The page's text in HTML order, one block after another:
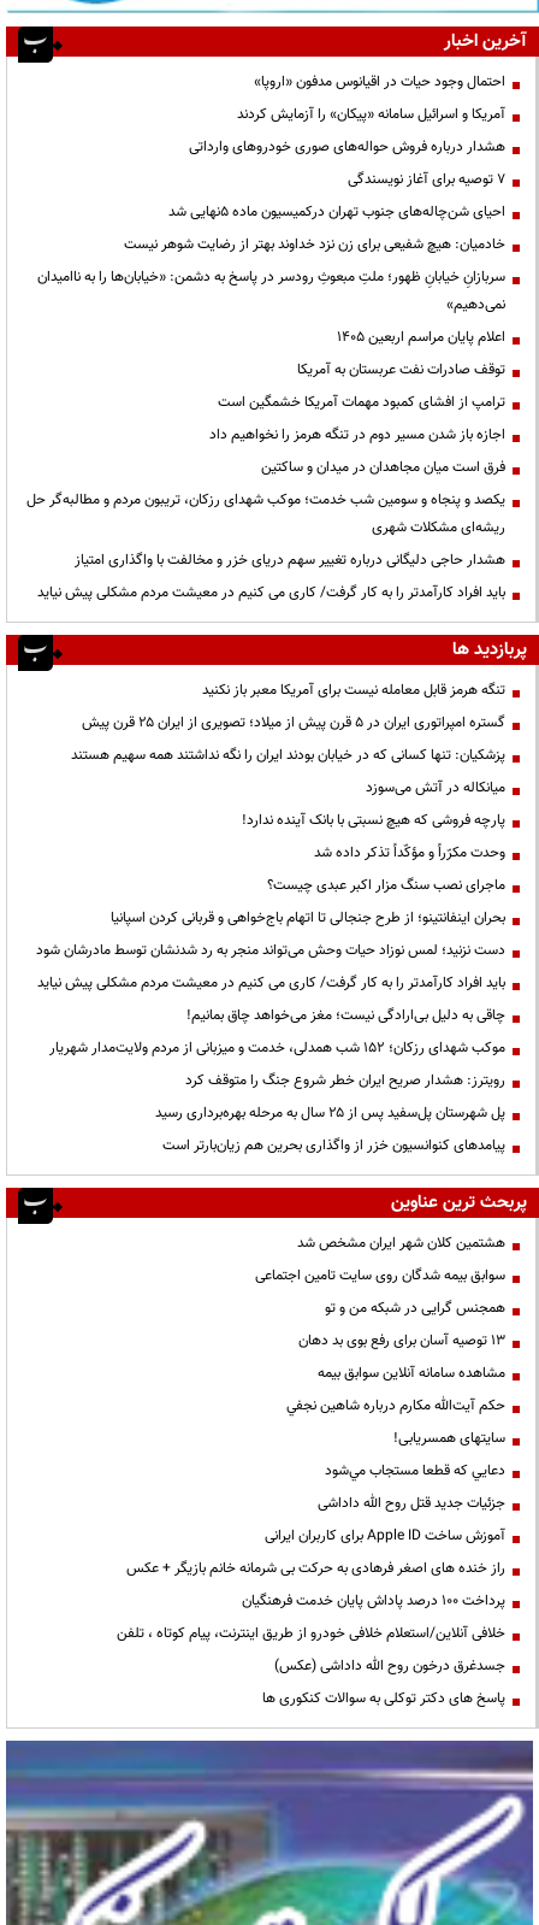
آخرین اخبار
احتمال وجود حیات در اقیانوس مدفون «اروپا»
آمریکا و اسرائیل سامانه «پیکان» را آزمایش کردند
هشدار درباره فروش حواله‌های صوری خودروهای وارداتی
۷ توصیه برای آغاز نویسندگی
احیای شن‌چاله‌های جنوب تهران درکمیسیون ماده ۵نهایی شد
خادمیان: هیچ شفیعی برای زن نزد خداوند بهتر از رضایت شوهر نیست
سربازانِ خیابانِ ظهور؛ ملتِ مبعوثِ رودسر در پاسخ به دشمن: «خیابان‌ها را به ناامیدان
نمی‌دهیم»
اعلام پایان مراسم اربعین ۱۴۰۵
توقف صادرات نفت عربستان به آمریکا
ترامپ از افشای کمبود مهمات آمریکا خشمگین است
اجازه باز شدن مسیر دوم در تنگه هرمز را نخواهیم داد
فرق است میان مجاهدان در میدان و ساکتین
یکصد و پنجاه و سومین شب خدمت؛ موکب شهدای رزکان، تریبون مردم و مطالبه‌گر حل
ریشه‌ای مشکلات شهری
هشدار حاجی دلیگانی درباره تغییر سهم دریای خزر و مخالفت با واگذاری امتیاز
باید افراد کارآمدتر را به کار گرفت/ کاری می کنیم در معیشت مردم مشکلی پیش نیاید
پربازدید ها
تنگه هرمز قابل معامله نیست برای آمریکا معبر باز نکنید
گستره امپراتوری ایران در ۵ قرن پیش از میلاد؛ تصویری از ایران ۲۵ قرن پیش
پزشکیان: تنها کسانی که در خیابان بودند ایران را نگه نداشتند همه سهیم هستند
میانکاله در آتش می‌سوزد
پارچه فروشی که هیچ نسبتی با بانک آینده ندارد!
وحدت مکرّراً و مؤکّداً تذکر داده شد
ماجرای نصب سنگ مزار اکبر عبدی چیست؟
بحران اینفانتینو؛ از طرح جنجالی تا اتهام باج‌خواهی و قربانی کردن اسپانیا
دست نزنید؛ لمس نوزاد حیات وحش می‌تواند منجر به رد شدنشان توسط مادرشان شود
باید افراد کارآمدتر را به کار گرفت/ کاری می کنیم در معیشت مردم مشکلی پیش نیاید
چاقی به دلیل بی‌ارادگی نیست؛ مغز می‌خواهد چاق بمانیم!
موکب شهدای رزکان؛ ۱۵۲ شب همدلی، خدمت و میزبانی از مردم ولایت‌مدار شهریار
رویترز: هشدار صریح ایران خطر شروع جنگ را متوقف کرد
پل شهرستان پل‌سفید پس از ۲۵ سال به مرحله بهره‌برداری رسید
پیامدهای کنوانسیون خزر از واگذاری بحرین هم زیان‌بارتر است
پربحث ترین عناوین
هشتمین کلان شهر ایران مشخص شد
سوابق بیمه شدگان روی سایت تامین اجتماعی
همجنس گرایی در شبکه من و تو
13 توصیه آسان برای رفع بوی بد دهان
مشاهده سامانه آنلاين سوابق بیمه
حكم آيت‌الله مكارم درباره شاهين نجفي
سایتهای همسریابی!
دعايي كه قطعا مستجاب مي‌شود
جزئیات جدید قتل روح الله داداشی
آموزش ساخت Apple ID برای کاربران ایرانی
راز خنده های اصغر فرهادی به حرکت بی شرمانه خانم بازیگر + عکس
پرداخت ۱۰۰ درصد پاداش پایان خدمت فرهنگیان
خلافی آنلاین/استعلام خلافی خودرو از طریق اینترنت، پیام کوتاه ، تلفن
جسدغرق درخون روح الله داداشی (عکس)
پاسخ های دکتر توکلی به سوالات کنکوری ها